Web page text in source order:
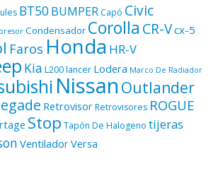
BT50BUMPER Capó Civic
Condensador Corolla CR-Vcx-5
Faros Honda HR-V
Kia L200lancer Lodera Marco De Radiador
Nissan Outlander
RetrovisorRetrovisores ROGUE
Stop Tapón De Halogeno tijeras
VentiladorVersa